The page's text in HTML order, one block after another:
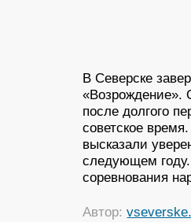
В Северске
«Возрождение».
после долгого
советское
высказали
следующем
соревнования
Автор: